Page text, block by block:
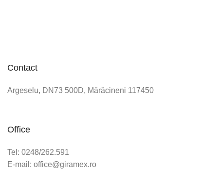
Contact
Argeselu, DN73 500D, Mărăcineni 117450
Office
Tel: 0248/262.591
E-mail: office@giramex.ro